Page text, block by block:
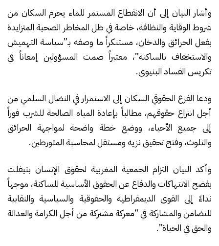
وأشار البيان إلى أن الانقطاع المستمر للماء يحرم السكان من
شروط الوقاية والنظافة، خاصة في ظل المخاطر الصحية المتزايدة
بفعل الحرائق والدخان، مستنكراً ما وصفه بـ”سياسة التهميش
والاستخفاف بالساكنة”، معتبراً صمت المسؤولين إمعاناً في
تكريس الفساد البنيوي.
ودعا الفرع الحقوقي السكان إلى الاستمرار في النضال السلمي من
أجل انتزاع حقوقهم، مطالباً بإعادة المياه الصالحة للشرب فوراً
إلى جميع الأحياء، ووضع خطة واضحة لمواجهة الحرائق
والتلوث، وفتح تحقيق نزيه ومستقل لمحاسبة المتورطين.
وأكد البيان التزام الجمعية المغربية لحقوق الإنسان بتيفلت
بفضح الانتهاكات والدفاع عن الحقوق الأساسية للساكنة، موجهاً
نداءً إلى القوى الديمقراطية والحقوقية والسياسية والنقابية
للتضامن والمشاركة في “معركة مشتركة من أجل الكرامة والعدالة
والحق في الحياة”.